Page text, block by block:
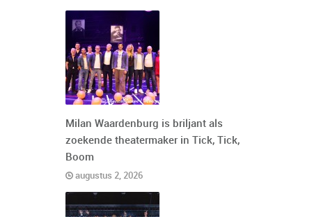
Milan Waardenburg is briljant als
zoekende theatermaker in Tick, Tick,
Boom
augustus 2, 2026